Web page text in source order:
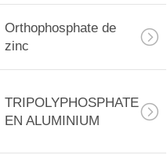
Orthophosphate de
zinc
TRIPOLYPHOSPHATE
EN ALUMINIUM